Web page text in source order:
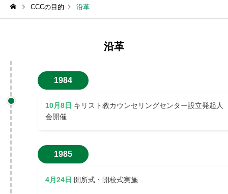
CCCの目的 沿革
沿革
1984
10月8日 キリスト教カウンセリングセンター設立発起人
会開催
1985
4月24日 開所式・開校式実施